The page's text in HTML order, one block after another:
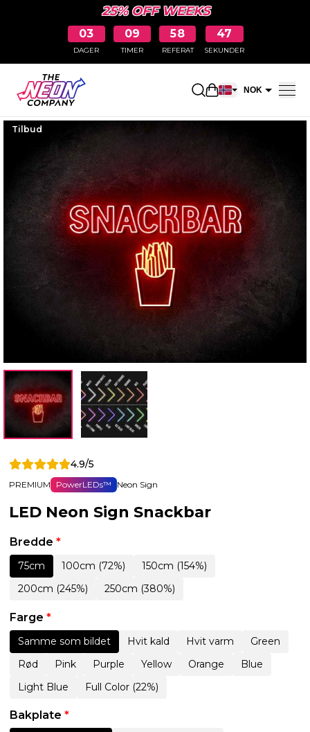
25% OFF WEEKS
03
DAGER
09
TIMER
58
REFERAT
46
SEKUNDER
Åpne NOK
Tilbud
4.9/5
PREMIUM PowerLEDs™ Neon Sign
LED Neon Sign Snackbar
Bredde *
75cm 100cm (72%)
150cm (154%)
200cm (245%)
250cm (380%)
Farge *
Samme som bildet Hvit kald Hvit varm
Green
Rød
Pink Purple Yellow Orange
Blue
Light Blue
Full Color (22%)
Bakplate *